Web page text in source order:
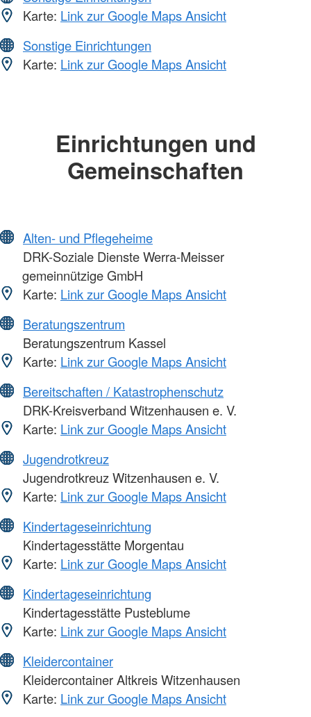
Karte: Link zur Google Maps Ansicht
Sonstige Einrichtungen
Karte: Link zur Google Maps Ansicht
Einrichtungen und
Gemeinschaften
Alten- und Pflegeheime
DRK-Soziale Dienste Werra-Meisser
gemeinnützige GmbH
Karte: Link zur Google Maps Ansicht
Beratungszentrum
Beratungszentrum Kassel
Karte: Link zur Google Maps Ansicht
Bereitschaften / Katastrophenschutz
DRK-Kreisverband Witzenhausen e. V.
Karte: Link zur Google Maps Ansicht
Jugendrotkreuz
Jugendrotkreuz Witzenhausen e. V.
Karte: Link zur Google Maps Ansicht
Kindertageseinrichtung
Kindertagesstätte Morgentau
Karte: Link zur Google Maps Ansicht
Kindertageseinrichtung
Kindertagesstätte Pusteblume
Karte: Link zur Google Maps Ansicht
Kleidercontainer
Kleidercontainer Altkreis Witzenhausen
Karte: Link zur Google Maps Ansicht